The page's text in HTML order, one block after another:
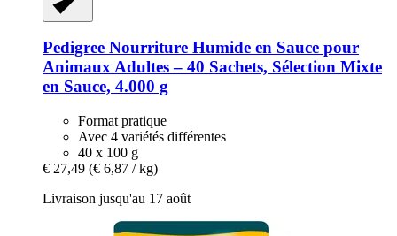
Pedigree Nourriture Humide en Sauce pour
Animaux Adultes – 40 Sachets, Sélection Mixte
en Sauce, 4.000 g
Format pratique
Avec 4 variétés différentes
40 x 100 g
€ 27,49 (€ 6,87 / kg)
Livraison jusqu'au 17 août